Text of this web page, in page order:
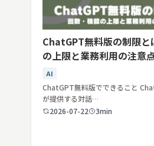
ChatGPT無料版の制限と
の上限と業務利用の注意
年最新】
AI
ChatGPT無料版でできること
が提供する対話…
2026-07-22
3min